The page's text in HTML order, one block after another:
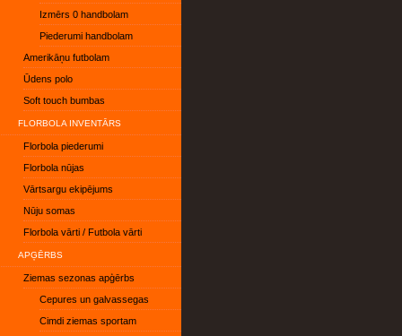
Izmērs 0 handbolam
Piederumi handbolam
Amerikāņu futbolam
Ūdens polo
Soft touch bumbas
FLORBOLA INVENTĀRS
Florbola piederumi
Florbola nūjas
Vārtsargu ekipējums
Nūju somas
Florbola vārti / Futbola vārti
APĢĒRBS
Ziemas sezonas apģērbs
Cepures un galvassegas
Cimdi ziemas sportam